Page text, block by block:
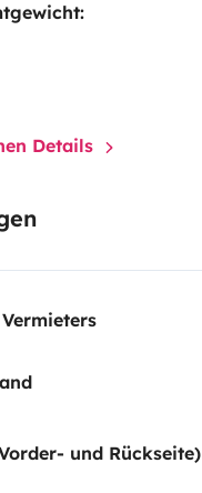
Details
und Rückseite)